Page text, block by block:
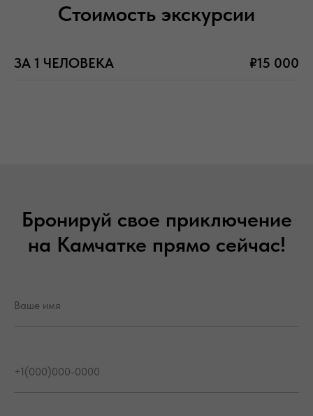
Стоимость экскурсии
ЗА 1 ЧЕЛОВЕКА ₽15 000
Бронируй свое приключение
на Камчатке прямо сейчас!